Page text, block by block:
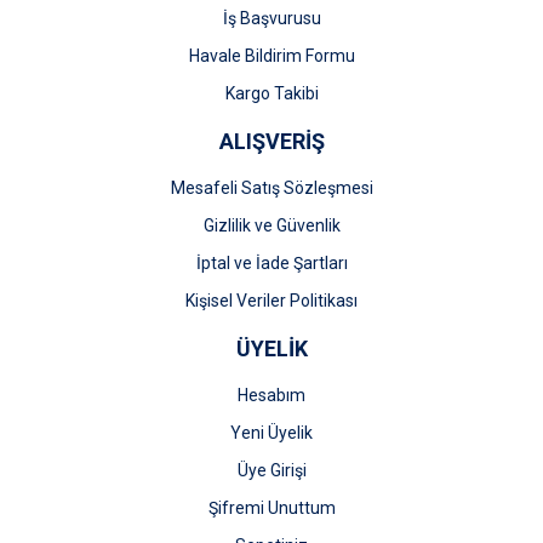
Gönder
İş Başvurusu
Havale Bildirim Formu
Kargo Takibi
ALIŞVERİŞ
Mesafeli Satış Sözleşmesi
Gizlilik ve Güvenlik
İptal ve İade Şartları
Kişisel Veriler Politikası
ÜYELİK
Hesabım
Yeni Üyelik
Üye Girişi
Şifremi Unuttum